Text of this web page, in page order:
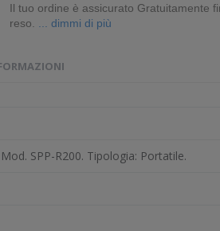
Il tuo ordine è assicurato Gratuitamente
reso.
... dimmi di più
SPP-R200. Tipologia: Portatile.